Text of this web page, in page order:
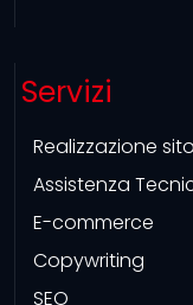
Servizi
Realizzazione
Assistenza
E-commerce
Copywriting
SEO